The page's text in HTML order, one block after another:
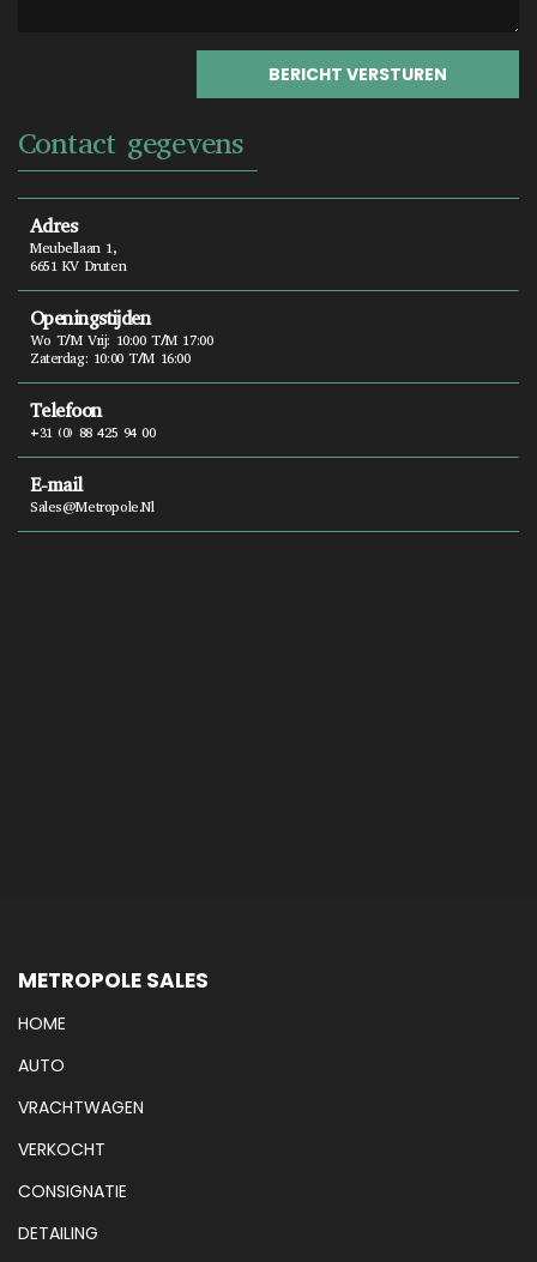
Contact gegevens
Adres
Meubellaan 1,
6651 KV Druten
Openingstijden
Wo T/m Vrij: 10:00 T/m 17:00
Zaterdag: 10:00 T/m 16:00
Telefoon
+31 (0) 88 425 94 00
E-mail
Sales@metropole.nl
METROPOLE SALES
HOME
AUTO
VRACHTWAGEN
VERKOCHT
CONSIGNATIE
DETAILING